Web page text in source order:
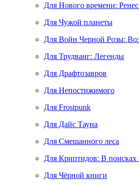
Для Нового времени:
Для Чужой планеты
Для Войн Черной Розы:
Для Трудванг: Легенды
Для Драфтозавров
Для Непостижимого
Для Frostpunk
Для Дайс Тауна
Для Смешанного леса
Для Криптидов: В поисках
Для Чёрной книги